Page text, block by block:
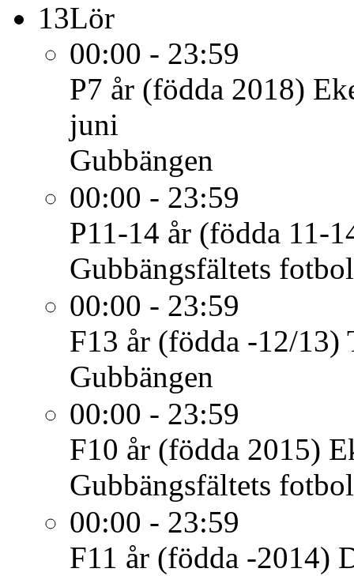
13Lör
00:00 - 23:59
P7 år (födda 2018)
juni
Gubbängen
00:00 - 23:59
P11-14 år (födda 11-
Gubbängsfältets
00:00 - 23:59
F13 år (födda -12/13)
Gubbängen
00:00 - 23:59
F10 år (födda 2015)
Gubbängsfältets
00:00 - 23:59
F11 år (födda -2014)